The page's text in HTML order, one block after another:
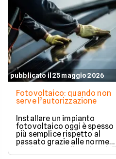
pubblicato il 25 maggio 2026
Fotovoltaico: quando non
serve l’autorizzazione
Installare un impianto
fotovoltaico oggi è spesso
più semplice rispetto al
passato grazie alle norme
che hanno ampliato i casi di